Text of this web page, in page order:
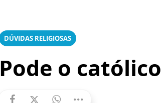
DÚVIDAS RELIGIOSAS
Pode o